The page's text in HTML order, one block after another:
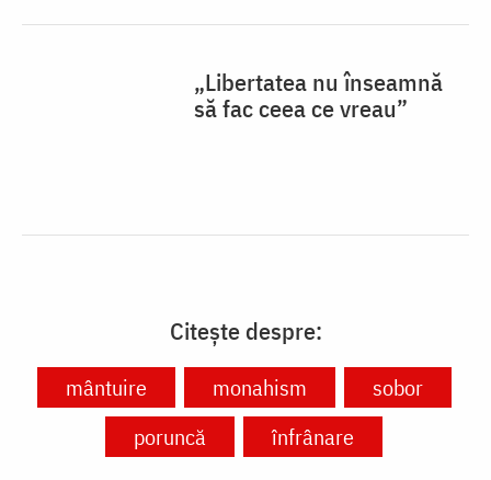
monahism
poruncă
înfrânare